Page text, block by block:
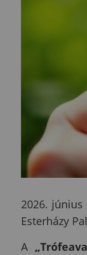
2026.
Esterházy
A